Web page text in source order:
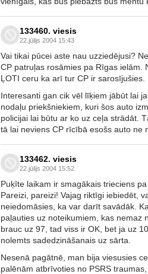
133460. viesis
22.jūlijs 2004 15:43
Vai tikai pūcei aste nau uzziedējusi?
CP patruļas rosāmies pa Rīgas ielām.
ĻOTI ceru ka arī tur CP ir sarosījušies.
Interesanti gan cik vēl līķiem jābūt lai
nodaļu priekšniekiem, kuri šos auto
policijai lai būtu ar ko uz ceļa strādāt.
tā lai neviens CP rīcībā esošs auto ne
133462. viesis
22.jūlijs 2004 15:52
Puķīte laikam ir smagākais trieciens
Pareizi, pareizi! Vajag riktīgi iebiedēt,
neiedomāsies, ka var darīt savādāk.
paļauties uz noteikumiem, kas nemaz
brauc uz 97, tad viss ir OK, bet ja uz
nolemts sadedzināšanais uz sārta.
Nesenā pagātnē, man bija viesusies
palēnām atbrīvoties no PSRS